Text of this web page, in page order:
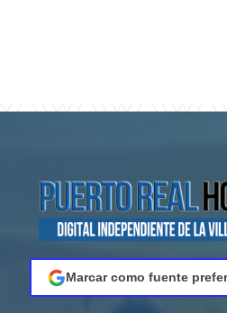
Marcar como fuente